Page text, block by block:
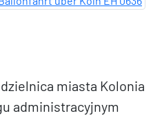
miasta Kolonia
administracyjnym